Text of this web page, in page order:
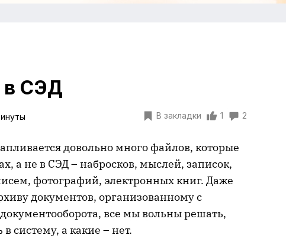
в СЭД
В закладки 1 2
довольно много файлов, которые
а не в СЭД – набросков, мыслей, записок,
фотографий, электронных книг. Даже
документов, организованному с
все мы вольны решать,
систему, а какие – нет.